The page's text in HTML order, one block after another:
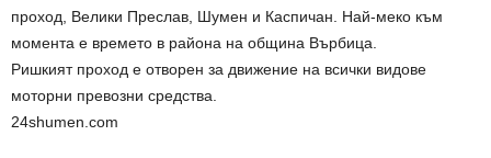
проход, Велики Преслав, Шумен и Каспичан. Най-меко към
момента е времето в района на община Върбица.
Ришкият проход е отворен за движение на всички видове
моторни превозни средства.
24shumen.com